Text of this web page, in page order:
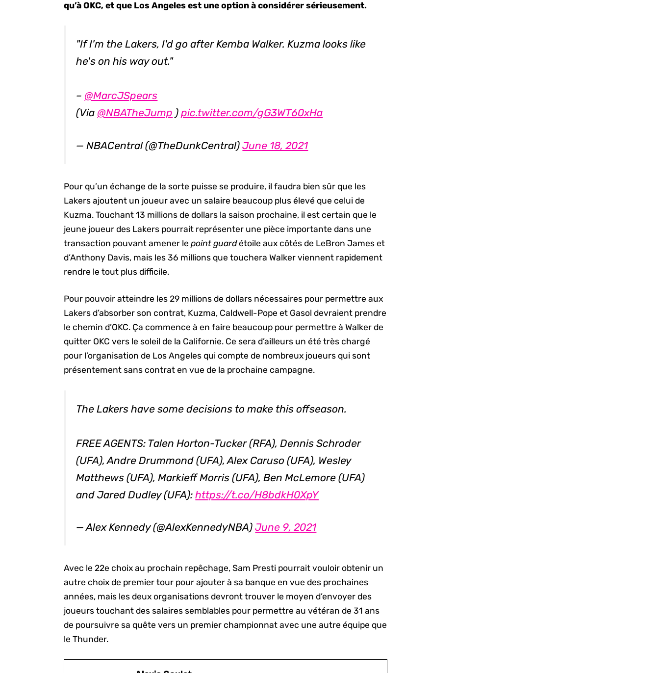
qu’à OKC, et que Los Angeles est une option à considérer sérieusement.
"If I'm the Lakers, I'd go after Kemba Walker. Kuzma looks like
he's on his way out."
– @MarcJSpears
(Via @NBATheJump )pic.twitter.com/gG3WT60xHa
— NBACentral (@TheDunkCentral)June 18, 2021
Pour qu’un échange de la sorte puisse se produire, il faudra bien sûr que les
Lakers ajoutent un joueur avec un salaire beaucoup plus élevé que celui de
Kuzma. Touchant 13 millions de dollars la saison prochaine, il est certain que le
jeune joueur des Lakers pourrait représenter une pièce importante dans une
transaction pouvant amener lepoint guardétoile aux côtés de LeBron James et
d’Anthony Davis, mais les 36 millions que touchera Walker viennent rapidement
rendre le tout plus difficile.
Pour pouvoir atteindre les 29 millions de dollars nécessaires pour permettre aux
Lakers d’absorber son contrat, Kuzma, Caldwell-Pope et Gasol devraient prendre
le chemin d’OKC. Ça commence à en faire beaucoup pour permettre à Walker de
quitter OKC vers le soleil de la Californie. Ce sera d’ailleurs un été très chargé
pour l’organisation de Los Angeles qui compte de nombreux joueurs qui sont
présentement sans contrat en vue de la prochaine campagne.
The Lakers have some decisions to make this offseason.
FREE AGENTS: Talen Horton-Tucker (RFA), Dennis Schroder
(UFA), Andre Drummond (UFA), Alex Caruso (UFA), Wesley
Matthews (UFA), Markieff Morris (UFA), Ben McLemore (UFA)
and Jared Dudley (UFA):https://t.co/H8bdkH0XpY
— Alex Kennedy (@AlexKennedyNBA)June 9, 2021
Avec le 22e choix au prochain repêchage, Sam Presti pourrait vouloir obtenir un
autre choix de premier tour pour ajouter à sa banque en vue des prochaines
années, mais les deux organisations devront trouver le moyen d’envoyer des
joueurs touchant des salaires semblables pour permettre au vétéran de 31 ans
de poursuivre sa quête vers un premier championnat avec une autre équipe que
le Thunder.